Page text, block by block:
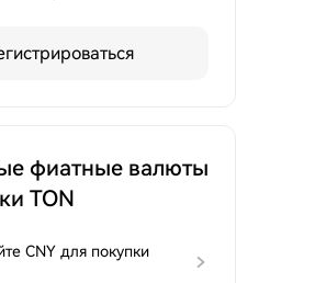
фиатные валюты
TON
CNY для покупки